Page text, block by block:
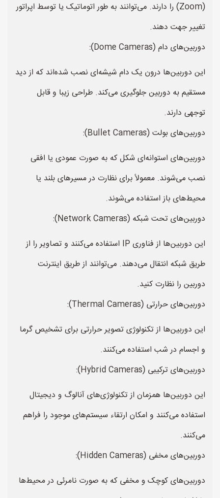
(Zoom) را دارند. می‌توانند به طور اتوماتیک یا توسط اپراتور
تغییر جهت دهند.
دوربین‌های دام (Dome Cameras):
این دوربین‌ها درون یک دام شیشه‌ای نصب شده‌اند که از دید
مستقیم به دوربین جلوگیری می‌کند. طراحی زیبا و قابل
توجهی دارند.
دوربین‌های بولت (Bullet Cameras):
دوربین‌های استوانه‌ای شکل که به صورت عمودی یا افقی
نصب می‌شوند. معمولاً برای نظارت در مسیرهای بلند یا
محیط‌های باز استفاده می‌شوند.
دوربین‌های تحت شبکه (Network Cameras):
این دوربین‌ها از فناوری IP استفاده می‌کنند و تصاویر را از
طریق شبکه انتقال می‌دهند. می‌توانند از طریق اینترنت
دوربین را نظارت کنید.
دوربین‌های حرارتی (Thermal Cameras):
این دوربین‌ها از تکنولوژی تصویر حرارتی برای تشخیص گرما
و اجسام در شب استفاده می‌کنند.
دوربین‌های ترکیبی (Hybrid Cameras):
این دوربین‌ها همزمان از تکنولوژی‌های آنالوگ و دیجیتال
استفاده می‌کنند و امکان ارتقاء سیستم‌های موجود را فراهم
می‌کنند.
دوربین‌های مخفی (Hidden Cameras):
دوربین‌های کوچک و مخفی که به صورت نامرئی در محیط‌ها